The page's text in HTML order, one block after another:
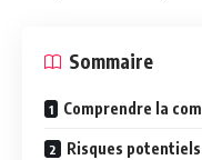
Sommaire
Comprendre la
Risques